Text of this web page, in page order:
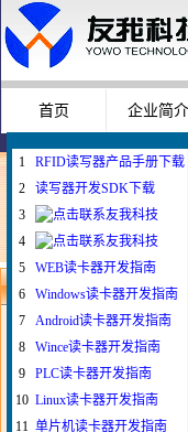
首页 企业简介
企业使用员工
Windows智能
WEB与发卡器
WEB浏览器与
微信扫一扫联系我
1
RFID读写器产品手册下载
2
读写器开发SDK下载
3
4
5
WEB读卡器开发指南
6
Windows读卡器开发指南
7
Android读卡器开发指南
8
Wince读卡器开发指南
9
PLC读卡器开发指南
10 Linux读卡器开发指南
11 单片机读卡器开发指南